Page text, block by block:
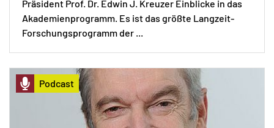
Präsident Prof. Dr. Edwin J. Kreuzer Einblicke in das
Akademienprogramm. Es ist das größte Langzeit-
Forschungsprogramm der ...
Podcast